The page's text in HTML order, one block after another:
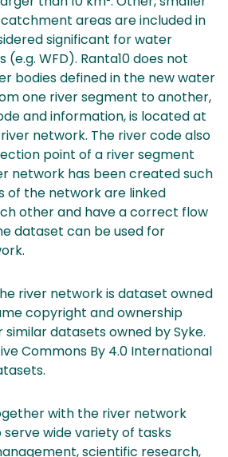
areas are included in
significant for water
WFD). Ranta10 does not
bodies defined in the new water
one river segment to another,
and information, is located at
network. The river code also
point of a river segment
network has been created such
of the network are linked
other and have a correct flow
dataset can be used for
river network is dataset owned
copyright and ownership
datasets owned by Syke.
Commons By 4.0 International
with the river network
wide variety of tasks
scientific research,